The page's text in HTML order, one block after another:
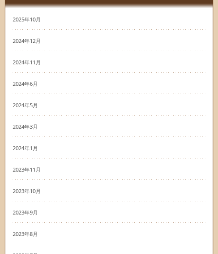
2025年10月
2024年12月
2024年11月
2024年6月
2024年5月
2024年3月
2024年1月
2023年11月
2023年10月
2023年9月
2023年8月